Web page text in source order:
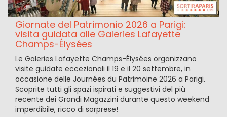
Giornate del Patrimonio 2026 a Parigi:
visita guidata alle Galeries Lafayette
Champs-Élysées
Le Galeries Lafayette Champs-Élysées organizzano
visite guidate eccezionali il 19 e il 20 settembre, in
occasione delle Journées du Patrimoine 2026 a Parigi.
Scoprite tutti gli spazi ispirati e suggestivi del più
recente dei Grandi Magazzini durante questo weekend
imperdibile, ricco di sorprese!